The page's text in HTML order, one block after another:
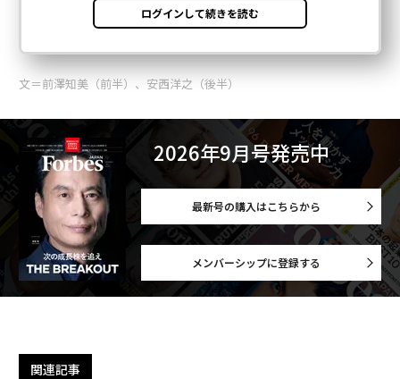
文＝前澤知美（前半）、安西洋之（後半）
2026年9月号発売中
最新号の購入はこちらから
メンバーシップに登録する
関連記事